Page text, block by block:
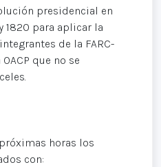
presidencial en
1820 para aplicar la
de la FARC-
que no se
horas los
con: